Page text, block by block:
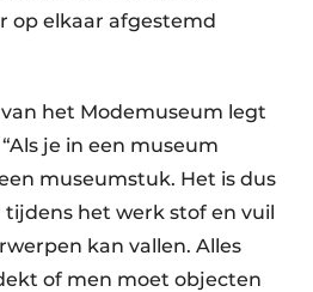
op elkaar afgestemd
het Modemuseum legt
je in een museum
museumstuk. Het is dus
tijdens het werk stof en vuil
kan vallen. Alles
of men moet objecten